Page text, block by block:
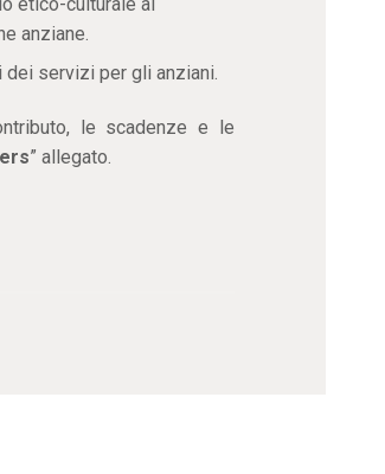
anziane.
servizi per gli anziani.
le scadenze e le
” allegato.